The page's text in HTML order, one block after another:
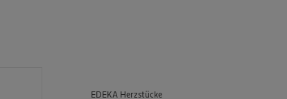
EDEKA Herzstücke